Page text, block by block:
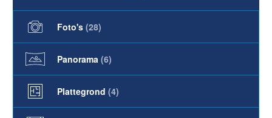
Foto's (28)
Panorama (6)
Plattegrond (4)